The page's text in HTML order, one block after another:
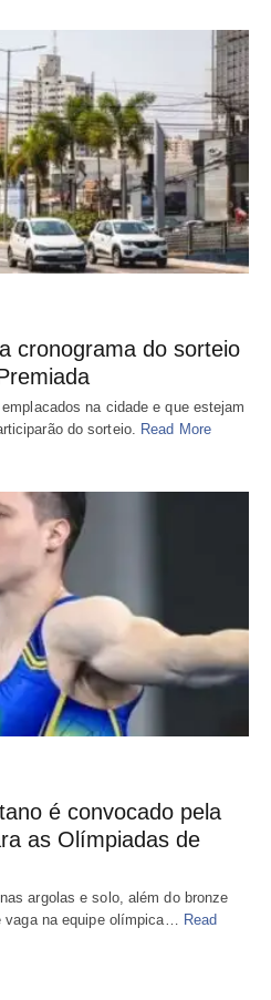
cronograma do sorteio
na cidade e que estejam
do sorteio. Read More
é convocado pela
as Olímpiadas de
argolas e solo, além do bronze
vaga na equipe olímpica…
Read